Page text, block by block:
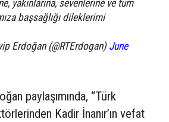
yakınlarına, sevenlerine ve tüm
başsağlığı dileklerimi
Erdoğan (@RTErdogan) June
paylaşımında, “Türk
Kadir İnanır’ın vefat